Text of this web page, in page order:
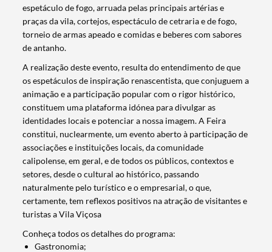
espetáculo de fogo, arruada pelas principais artérias e
praças da vila, cortejos, espectáculo de cetraria e de fogo,
torneio de armas apeado e comidas e beberes com sabores
de antanho.
A realização deste evento, resulta do entendimento de que
os espetáculos de inspiração renascentista, que conjuguem a
animação e a participação popular com o rigor histórico,
constituem uma plataforma idónea para divulgar as
identidades locais e potenciar a nossa imagem. A Feira
constitui, nuclearmente, um evento aberto à participação de
associações e instituições locais, da comunidade
calipolense, em geral, e de todos os públicos, contextos e
setores, desde o cultural ao histórico, passando
naturalmente pelo turístico e o empresarial, o que,
certamente, tem reflexos positivos na atração de visitantes e
turistas a Vila Viçosa
Conheça todos os detalhes do programa:
Gastronomia;